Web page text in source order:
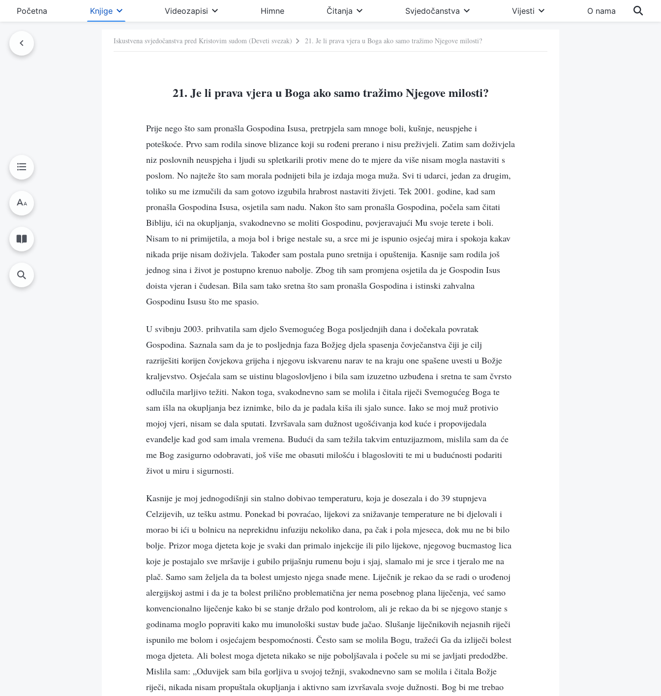
Početna Knjige Videozapisi Himne Čitanja Svjedočanstva Vijesti O nama
Iskustvena svjedočanstva pred Kristovim sudom (Deveti svezak) 21. Je li prava vjera u Boga ako samo tražimo Njegove milosti?
21. Je li prava vjera u Boga ako samo tražimo Njegove milosti?
Prije nego što sam pronašla Gospodina Isusa, pretrpjela sam mnoge boli, kušnje, neuspjehe i
poteškoće. Prvo sam rodila sinove blizance koji su rođeni prerano i nisu preživjeli. Zatim sam doživjela
niz poslovnih neuspjeha i ljudi su spletkarili protiv mene do te mjere da više nisam mogla nastaviti s
poslom. No najteže što sam morala podnijeti bila je izdaja moga muža. Svi ti udarci, jedan za drugim,
toliko su me izmučili da sam gotovo izgubila hrabrost nastaviti živjeti. Tek 2001. godine, kad sam
pronašla Gospodina Isusa, osjetila sam nadu. Nakon što sam pronašla Gospodina, počela sam čitati
Bibliju, ići na okupljanja, svakodnevno se moliti Gospodinu, povjeravajući Mu svoje terete i boli.
Nisam to ni primijetila, a moja bol i brige nestale su, a srce mi je ispunio osjećaj mira i spokoja kakav
nikada prije nisam doživjela. Također sam postala puno sretnija i opuštenija. Kasnije sam rodila još
jednog sina i život je postupno krenuo nabolje. Zbog tih sam promjena osjetila da je Gospodin Isus
doista vjeran i čudesan. Bila sam tako sretna što sam pronašla Gospodina i istinski zahvalna
Gospodinu Isusu što me spasio.
U svibnju 2003. prihvatila sam djelo Svemogućeg Boga posljednjih dana i dočekala povratak
Gospodina. Saznala sam da je to posljednja faza Božjeg djela spasenja čovječanstva čiji je cilj
razriješiti korijen čovjekova grijeha i njegovu iskvarenu narav te na kraju one spašene uvesti u Božje
kraljevstvo. Osjećala sam se uistinu blagoslovljeno i bila sam izuzetno uzbuđena i sretna te sam čvrsto
odlučila marljivo težiti. Nakon toga, svakodnevno sam se molila i čitala riječi Svemogućeg Boga te
sam išla na okupljanja bez iznimke, bilo da je padala kiša ili sjalo sunce. Iako se moj muž protivio
mojoj vjeri, nisam se dala sputati. Izvršavala sam dužnost ugošćivanja kod kuće i propovijedala
evanđelje kad god sam imala vremena. Budući da sam težila takvim entuzijazmom, mislila sam da će
me Bog zasigurno odobravati, još više me obasuti milošću i blagosloviti te mi u budućnosti podariti
život u miru i sigurnosti.
Kasnije je moj jednogodišnji sin stalno dobivao temperaturu, koja je dosezala i do 39 stupnjeva
Celzijevih, uz tešku astmu. Ponekad bi povraćao, lijekovi za snižavanje temperature ne bi djelovali i
morao bi ići u bolnicu na neprekidnu infuziju nekoliko dana, pa čak i pola mjeseca, dok mu ne bi bilo
bolje. Prizor moga djeteta koje je svaki dan primalo injekcije ili pilo lijekove, njegovog bucmastog lica
koje je postajalo sve mršavije i gubilo prijašnju rumenu boju i sjaj, slamalo mi je srce i tjeralo me na
plač. Samo sam željela da ta bolest umjesto njega snađe mene. Liječnik je rekao da se radi o urođenoj
alergijskoj astmi i da je ta bolest prilično problematična jer nema posebnog plana liječenja, već samo
konvencionalno liječenje kako bi se stanje držalo pod kontrolom, ali je rekao da bi se njegovo stanje s
godinama moglo popraviti kako mu imunološki sustav bude jačao. Slušanje liječnikovih nejasnih riječi
ispunilo me bolom i osjećajem bespomoćnosti. Često sam se molila Bogu, tražeći Ga da izliječi bolest
moga djeteta. Ali bolest moga djeteta nikako se nije poboljšavala i počele su mi se javljati predodžbe.
Mislila sam: „Oduvijek sam bila gorljiva u svojoj težnji, svakodnevno sam se molila i čitala Božje
riječi, nikada nisam propuštala okupljanja i aktivno sam izvršavala svoje dužnosti. Bog bi me trebao